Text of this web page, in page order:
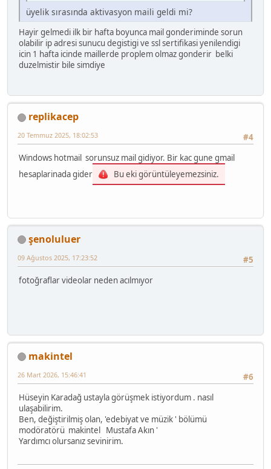
üyelik sırasında aktivasyon maili geldi mi?
Hayir gelmedi ilk bir hafta boyunca mail gonderiminde sorun
olabilir ip adresi sunucu degistigi ve ssl sertifikasi yenilendigi
icin 1 hafta icinde maillerde proplem olmaz gonderir belki
duzelmistir bile simdiye
replikacep
#4
20 Temmuz 2025, 18:02:53
Windows hotmail sorunsuz mail gidiyor. Bir kac gune gmail
hesaplarinada gider
Bu eki görüntüleyemezsiniz.
şenoluluer
#5
09 Ağustos 2025, 17:23:52
fotoğraflar videolar neden acılmıyor
makintel
#6
26 Mart 2026, 15:46:41
Hüseyin Karadağ ustayla görüşmek istiyordum . nasıl
ulaşabilirim.
Ben, değiştirilmiş olan, 'edebiyat ve müzik ' bölümü
modöratörü makintel Mustafa Akın '
Yardımcı olursanız sevinirim.